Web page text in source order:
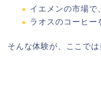
イエメンの市場で
ラオスのコーヒー
そんな体験が、ここで